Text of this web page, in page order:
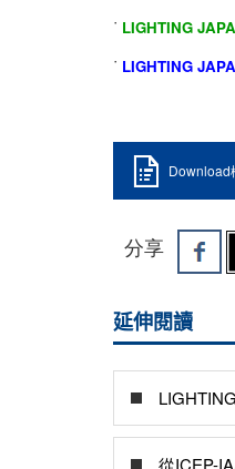
˙ LIGHTING
˙ LIGHTING
Download
分享
延伸閱讀
從ICEP-